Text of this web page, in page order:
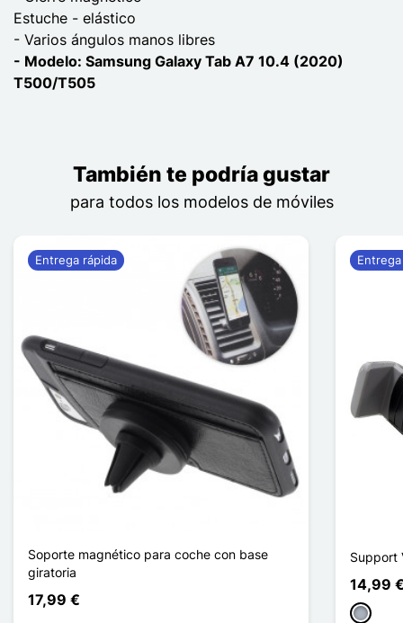
Estuche - elástico
- Varios ángulos manos libres
- Modelo: Samsung Galaxy Tab A7 10.4 (2020)
T500/T505
También te podría gustar
para todos los modelos de móviles
Soporte magnético para coche con base
giratoria
17,99 €
Entrega rápida
Support
14,99
Gris